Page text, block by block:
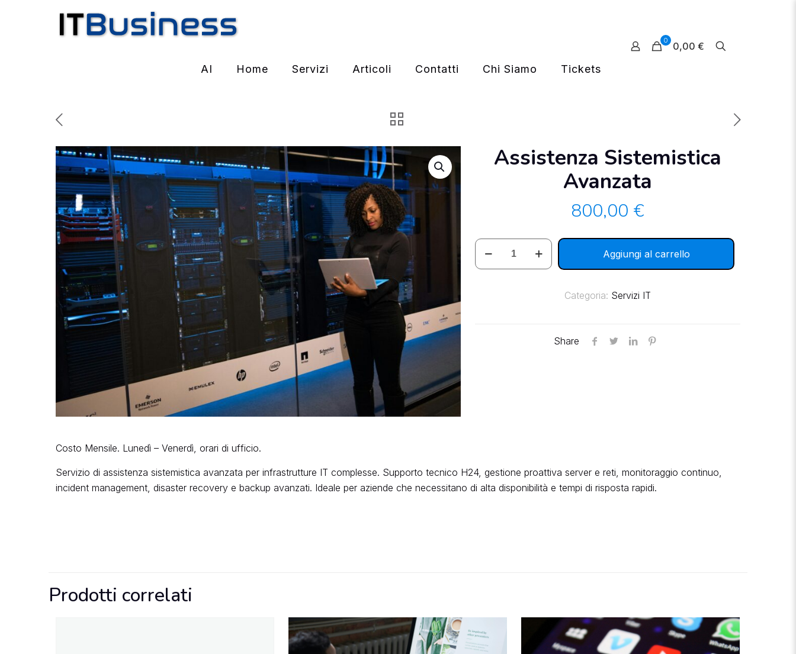
AI Home Servizi Articoli Contatti Chi Siamo Tickets
0 0,00 €
Assistenza Sistemistica
Avanzata
800,00 €
Assistenza
Sistemistica
Aggiungi al carrello
Categoria: Servizi IT
Share
Costo Mensile. Lunedì – Venerdì, orari di ufficio.
Servizio di assistenza sistemistica avanzata per infrastrutture IT complesse. Supporto tecnico H24, gestione proattiva server e reti, monitoraggio continuo,
incident management, disaster recovery e backup avanzati. Ideale per aziende che necessitano di alta disponibilità e tempi di risposta rapidi.
Prodotti correlati